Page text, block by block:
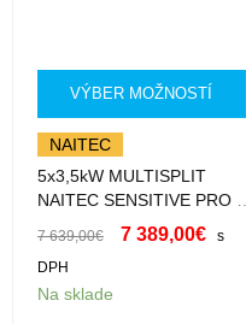
VÝBER MOŽNOSTÍ
NAITEC
5x3,5kW MULTISPLIT
NAITEC SENSITIVE PRO s
Wifi 5xSP35HWXKI s
montážou
7 639,00€ 7 389,00€
s
DPH
Na sklade